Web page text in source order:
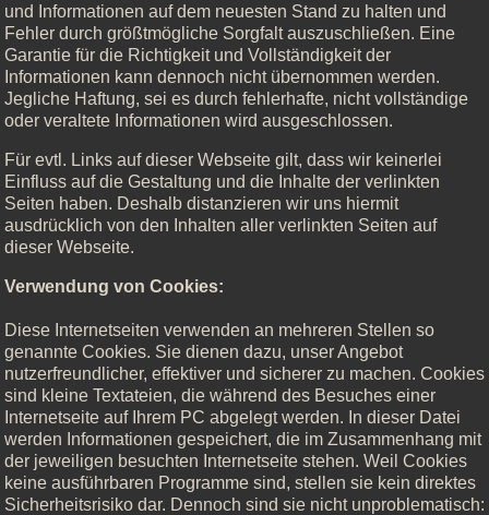
und Informationen auf dem neuesten Stand zu halten und
Fehler durch größtmögliche Sorgfalt auszuschließen. Eine
Garantie für die Richtigkeit und Vollständigkeit der
Informationen kann dennoch nicht übernommen werden.
Jegliche Haftung, sei es durch fehlerhafte, nicht vollständige
oder veraltete Informationen wird ausgeschlossen.
Für evtl. Links auf dieser Webseite gilt, dass wir keinerlei
Einfluss auf die Gestaltung und die Inhalte der verlinkten
Seiten haben. Deshalb distanzieren wir uns hiermit
ausdrücklich von den Inhalten aller verlinkten Seiten auf
dieser Webseite.
Verwendung von Cookies:
Diese Internetseiten verwenden an mehreren Stellen so
genannte Cookies. Sie dienen dazu, unser Angebot
nutzerfreundlicher, effektiver und sicherer zu machen. Cookies
sind kleine Textateien, die während des Besuches einer
Internetseite auf Ihrem PC abgelegt werden. In dieser Datei
werden Informationen gespeichert, die im Zusammenhang mit
der jeweiligen besuchten Internetseite stehen. Weil Cookies
keine ausführbaren Programme sind, stellen sie kein direktes
Sicherheitsrisiko dar. Dennoch sind sie nicht unproblematisch: